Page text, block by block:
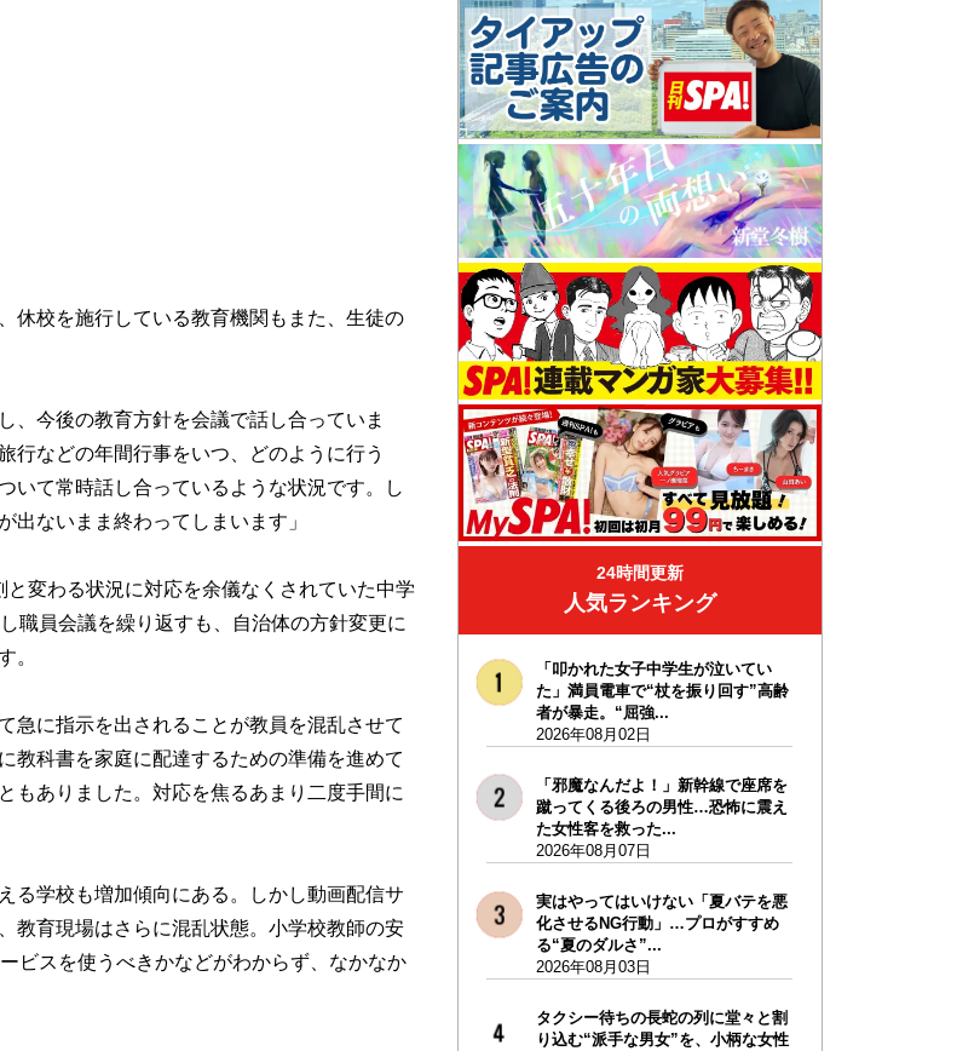
校を施行している教育機関もまた、生徒の
、今後の教育方針を会議で話し合っていま
行などの年間行事をいつ、どのように行う
いて常時話し合っているような状況です。し
ないまま終わってしまいます」
変わる状況に対応を余儀なくされていた中学
職員会議を繰り返すも、自治体の方針変更に
。
急に指示を出されることが教員を混乱させて
教科書を家庭に配達するための準備を進めて
もありました。対応を焦るあまり二度手間に
学校も増加傾向にある。しかし動画配信サ
教育現場はさらに混乱状態。小学校教師の安
ビスを使うべきかなどがわからず、なかなか
24時間更新
人気ランキング
「叩かれた女子中学生が泣いてい
た」満員電車で“杖を振り回す”高齢
者が暴走。“屈強...
2026年08月02日
「邪魔なんだよ！」新幹線で座席を
蹴ってくる後ろの男性…恐怖に震え
た女性客を救った...
2026年08月07日
実はやってはいけない「夏バテを悪
化させるNG行動」…プロがすすめ
る“夏のダルさ”...
2026年08月03日
タクシー待ちの長蛇の列に堂々と割
り込む“派手な男女”を、小柄な女性